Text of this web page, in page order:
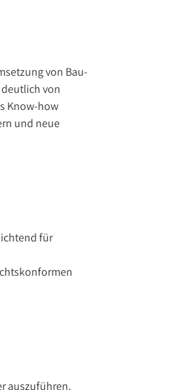
von Bau-
von
Know-how
und neue
für
auszuführen.